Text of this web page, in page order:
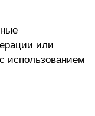
или
использованием